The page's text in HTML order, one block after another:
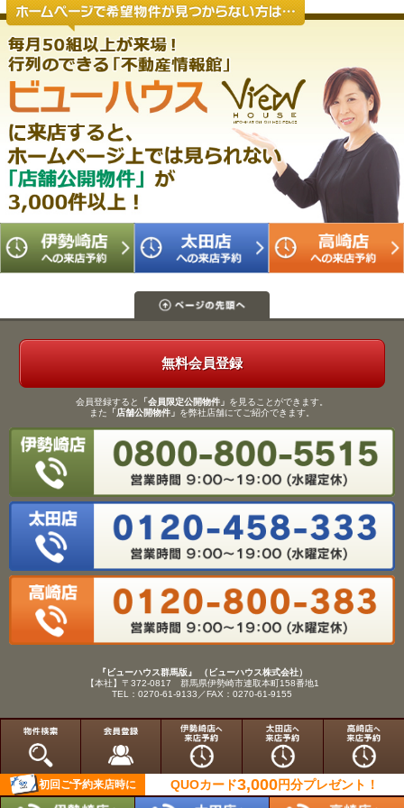
無料会員登録
会員登録すると 「会員限定公開物件」 を見ることができます。
また 「店舗公開物件」 を弊社店舗にてご紹介できます。
『ビューハウス群馬版』 （ビューハウス株式会社）
【本社】〒372-0817 群馬県伊勢崎市連取本町158番地1
TEL：0270-61-9133／FAX：0270-61-9155
Copyright(C)View House(R)Inc.All Rights Reserved.
初回ご予約来店時に QUOカード3,000円分プレゼント！